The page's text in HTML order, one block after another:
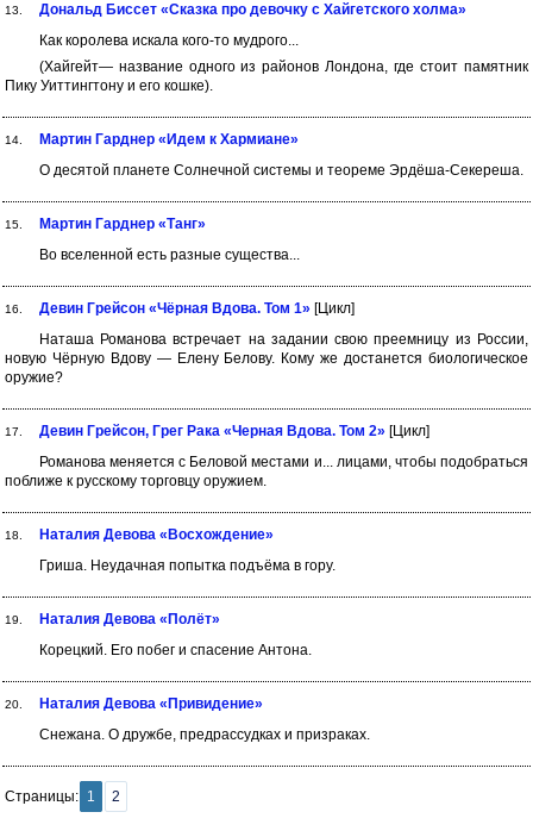
13.
Дональд Биссет «Сказка про девочку с Хайгетского холма»
Как королева искала кого-то мудрого...
(Хайгейт— название одного из районов Лондона, где стоит памятник
Пику Уиттингтону и его кошке).
14.
Мартин Гарднер «Идем к Хармиане»
О десятой планете Солнечной системы и теореме Эрдёша-Секереша.
15.
Мартин Гарднер «Танг»
Во вселенной есть разные существа...
16. Девин Грейсон «Чёрная Вдова. Том 1» [Цикл]
Наташа Романова встречает на задании свою преемницу из России,
новую Чёрную Вдову — Елену Белову. Кому же достанется биологическое
оружие?
17. Девин Грейсон, Грег Рака «Черная Вдова. Том 2» [Цикл]
Романова меняется с Беловой местами и... лицами, чтобы подобраться
поближе к русскому торговцу оружием.
18.
Наталия Девова «Восхождение»
Гриша. Неудачная попытка подъёма в гору.
19.
Наталия Девова «Полёт»
Корецкий. Его побег и спасение Антона.
20.
Наталия Девова «Привидение»
Снежана. О дружбе, предрассудках и призраках.
Страницы: 1 2